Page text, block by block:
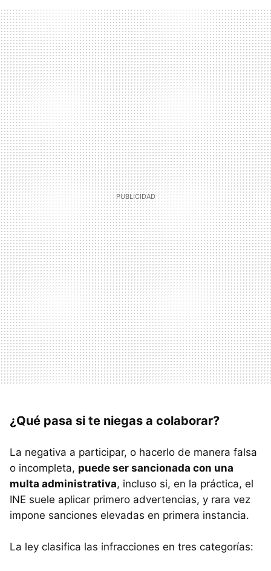
¿Qué pasa si te niegas a colaborar?
La negativa a participar, o hacerlo de manera falsa
o incompleta, puede ser sancionada con una
multa administrativa, incluso si, en la práctica, el
INE suele aplicar primero advertencias, y rara vez
impone sanciones elevadas en primera instancia.
La ley clasifica las infracciones en tres categorías: